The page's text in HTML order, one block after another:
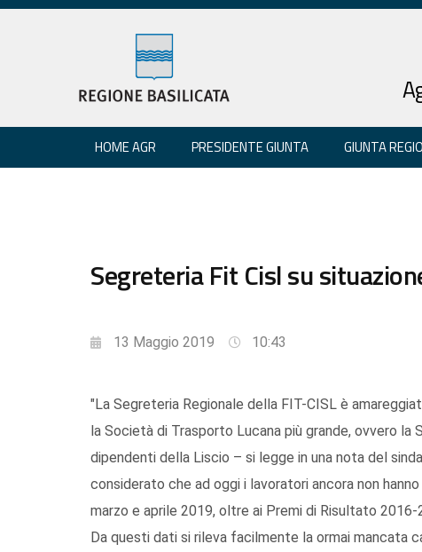
HOME AGR PRESIDENTE GIUNTA GIUNTA
Segreteria Fit Cisl su
13 Maggio 2019 10:43
"La Segreteria Regionale della FIT-CISL è
la Società di Trasporto Lucana più grande, ovvero la
dipendenti della Liscio – si legge in una nota del
considerato che ad oggi i lavoratori ancora non
marzo e aprile 2019, oltre ai Premi di Risultato 2016-
Da questi dati si rileva facilmente la ormai mancata